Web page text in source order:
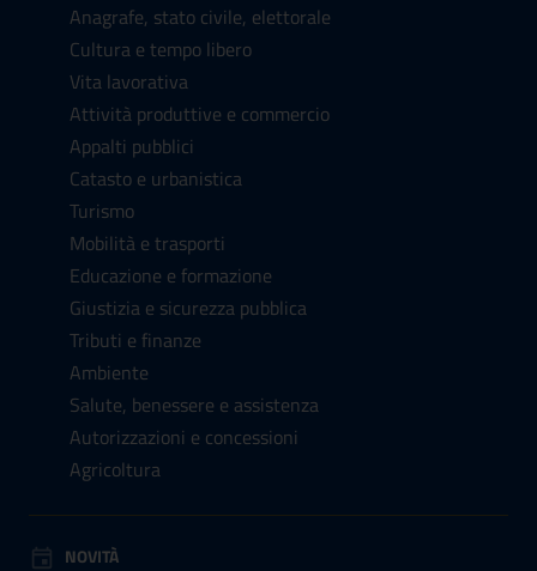
Anagrafe, stato civile, elettorale
Cultura e tempo libero
Vita lavorativa
Attività produttive e commercio
Appalti pubblici
Catasto e urbanistica
Turismo
Mobilità e trasporti
Educazione e formazione
Giustizia e sicurezza pubblica
Tributi e finanze
Ambiente
Salute, benessere e assistenza
Autorizzazioni e concessioni
Agricoltura
NOVITÀ